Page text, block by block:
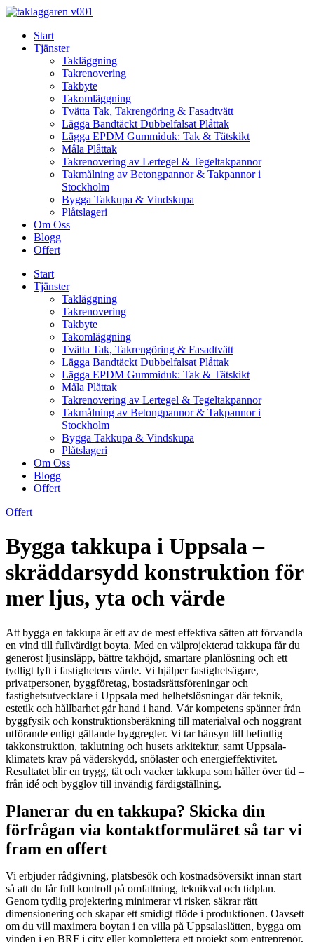
Skip
contentStart
Tjänster
Takläggning
Takrenovering
Takbyte
Takomläggning
Tvätta Tak, Takrengöring & Fasadtvätt
Lägga Bandtäckt Dubbelfalsat Plåttak
Lägga EPDM Gummiduk: Tak & Tätskikt
Måla Plåttak
Takrenovering av Lertegel & Tegeltakpannor
Takmålning av Betongpannor & Takpannor i
Stockholm
Bygga Takkupa & Vindskupa
Plåtslageri
Om Oss
Blogg
Offert
Start
Tjänster
Takläggning
Takrenovering
Takbyte
Takomläggning
Tvätta Tak, Takrengöring & Fasadtvätt
Lägga Bandtäckt Dubbelfalsat Plåttak
Lägga EPDM Gummiduk: Tak & Tätskikt
Måla Plåttak
Takrenovering av Lertegel & Tegeltakpannor
Takmålning av Betongpannor & Takpannor i
Stockholm
Bygga Takkupa & Vindskupa
Plåtslageri
Om Oss
Blogg
Offert
Offert
Bygga takkupa i Uppsala –
skräddarsydd konstruktion för
mer ljus, yta och värde
Att bygga en takkupa är ett av de mest effektiva sätten att förvandla
en vind till fullvärdigt boyta. Med en välprojekterad takkupa får du
generöst ljusinsläpp, bättre takhöjd, smartare planlösning och ett
tydligt lyft i fastighetens värde. Vi hjälper fastighetsägare,
privatpersoner, byggföretag, bostadsrättsföreningar och
fastighetsutvecklare i Uppsala med helhetslösningar där teknik,
estetik och hållbarhet går hand i hand. Vår kompetens spänner från
byggfysik och konstruktionsberäkning till materialval och noggrant
utförande enligt gällande byggregler. Vi tar hänsyn till befintlig
takkonstruktion, taklutning och husets arkitektur, samt Uppsala-
klimatets krav på väderskydd, snölaster och energieffektivitet.
Resultatet blir en trygg, tät och vacker takkupa som håller över tid –
från idé och bygglov till invändig färdigställning.
Planerar du en takkupa? Skicka din
förfrågan via kontaktformuläret så tar vi
fram en offert
Vi erbjuder rådgivning, platsbesök och kostnadsöversikt innan start
så att du får full kontroll på omfattning, teknikval och tidplan.
Genom tydlig projektering minimerar vi risker, säkrar rätt
dimensionering och skapar ett smidigt flöde i produktionen. Oavsett
om du vill maximera boytan i en villa på Uppsalaslätten, bygga om
vinden i en BRF i city eller komplettera ett projekt som entreprenör,